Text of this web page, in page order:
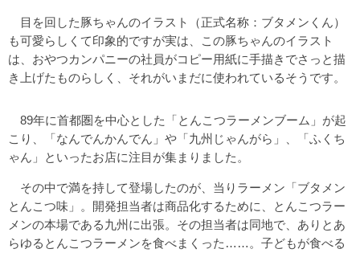
目を回した豚ちゃんのイラスト（正式名称：ブタメンくん）
も可愛らしくて印象的ですが実は、この豚ちゃんのイラスト
は、おやつカンパニーの社員がコピー用紙に手描きでさっと描
き上げたものらしく、それがいまだに使われているそうです。
89年に首都圏を中心とした「とんこつラーメンブーム」が起
こり、「なんでんかんでん」や「九州じゃんがら」、「ふくち
ゃん」といったお店に注目が集まりました。
その中で満を持して登場したのが、当りラーメン「ブタメン
とんこつ味」。開発担当者は商品化するために、とんこつラー
メンの本場である九州に出張。その担当者は同地で、ありとあ
らゆるとんこつラーメンを食べまくった……。子どもが食べる